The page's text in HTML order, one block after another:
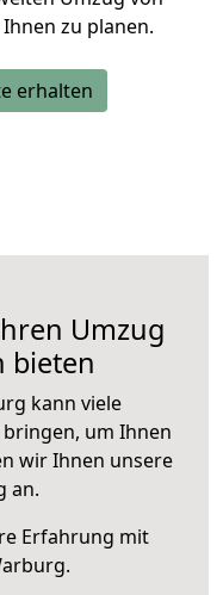
zu planen.
erhalten
Umzug
bieten
kann viele
um Ihnen
wir Ihnen unsere
an.
Erfahrung mit
.